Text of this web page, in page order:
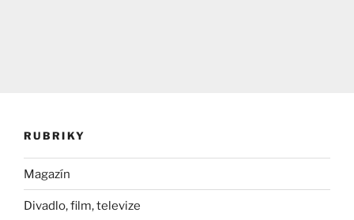
RUBRIKY
Magazín
Divadlo, film, televize